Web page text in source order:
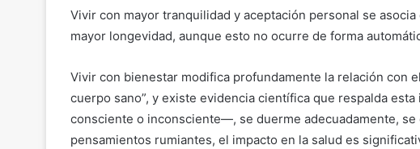
Vivir con mayor tranquilidad y aceptación personal se
mayor longevidad, aunque esto no ocurre de forma
Vivir con bienestar modifica profundamente la relación con
cuerpo sano”, y existe evidencia científica que respalda
consciente o inconsciente—, se duerme adecuadamente,
pensamientos rumiantes, el impacto en la salud es